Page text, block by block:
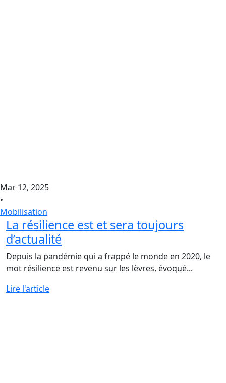
Mar 12, 2025
•
Mobilisation
La résilience est et sera toujours
d’actualité
Depuis la pandémie qui a frappé le monde en 2020, le
mot résilience est revenu sur les lèvres, évoqué...
Lire l'article